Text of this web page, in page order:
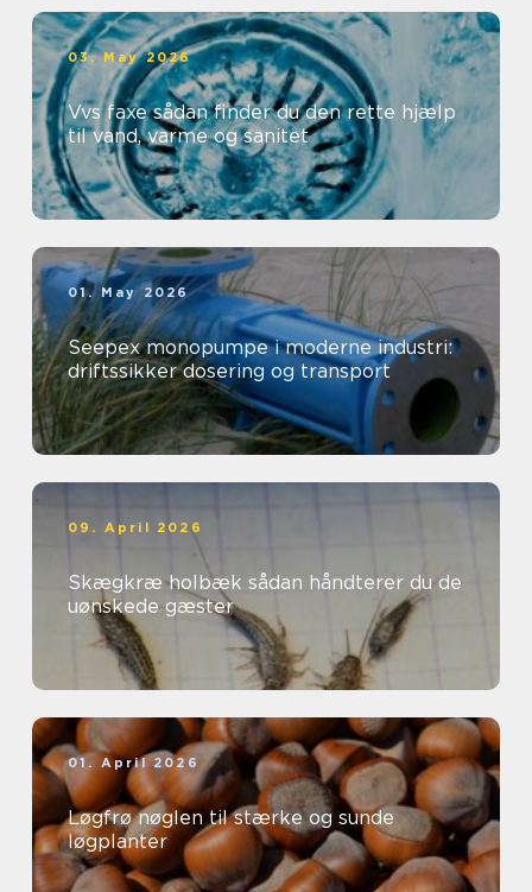
03. May 2026
Vvs faxe sådan finder du den rette hjælp
til vand, varme og sanitet
01. May 2026
Seepex monopumpe i moderne industri:
driftssikker dosering og transport
09. April 2026
Skægkræ holbæk sådan håndterer du de
uønskede gæster
01. April 2026
Løgfrø nøglen til stærke og sunde
løgplanter